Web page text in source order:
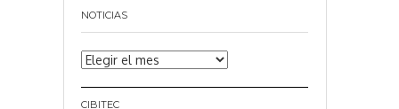
NOTICIAS
Noticias
CIBITEC